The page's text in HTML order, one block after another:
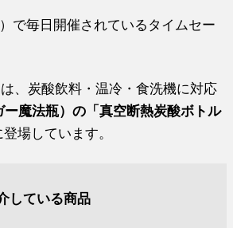
で毎日開催されているタイムセー
、炭酸飲料・温冷・食洗機に対応
ー魔法瓶）の「真空断熱炭酸ボトル
場しています。
している商品